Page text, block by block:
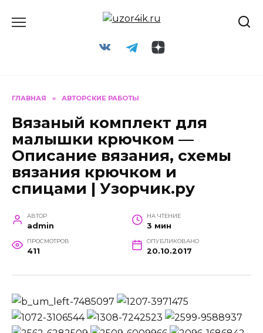
ГЛАВНАЯ » АВТОРСКИЕ РАБОТЫ
Вязаный комплект для
малышки крючком —
Описание вязания, схемы
вязания крючком и
спицами | Узорчик.ру
АВТОР
admin
НА ЧТЕНИЕ
3 мин
ПРОСМОТРОВ
411
ОПУБЛИКОВАНО
20.10.2017